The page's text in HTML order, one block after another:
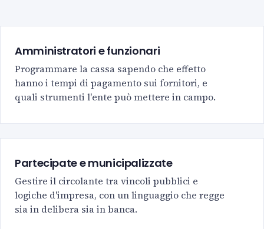
Amministratori e funzionari
Programmare la cassa sapendo che effetto
hanno i tempi di pagamento sui fornitori, e
quali strumenti l'ente può mettere in campo.
Partecipate e municipalizzate
Gestire il circolante tra vincoli pubblici e
logiche d'impresa, con un linguaggio che regge
sia in delibera sia in banca.